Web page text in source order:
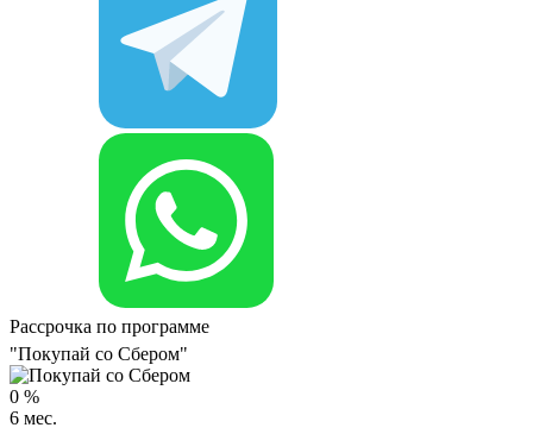
Рассрочка по программе
"Покупай со Сбером"
0 %
6 мес.